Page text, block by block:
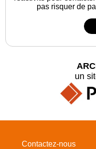
pas risquer de
un
Contactez-nous